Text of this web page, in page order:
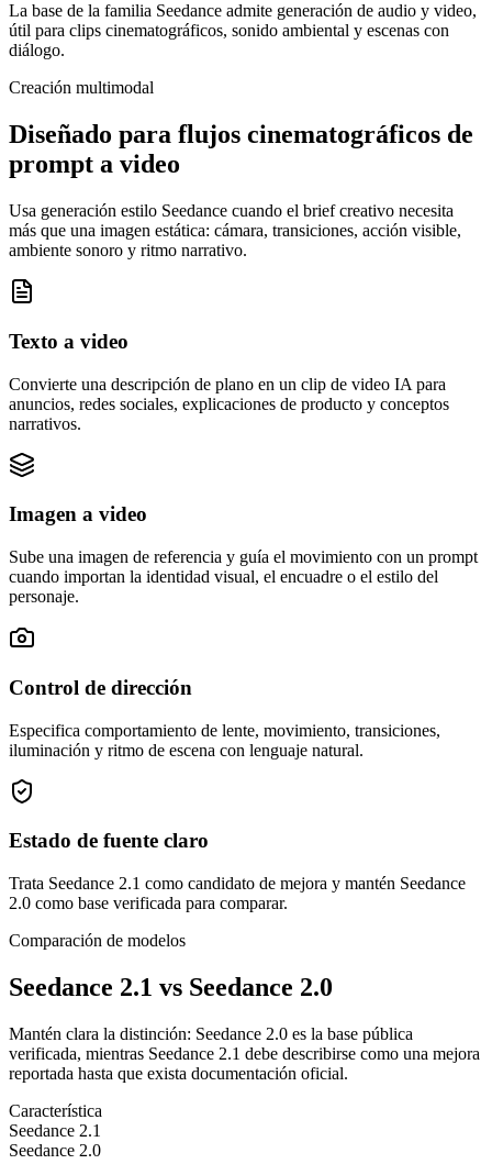
La base de la familia Seedance admite generación de audio y video,
útil para clips cinematográficos, sonido ambiental y escenas con
diálogo.
Creación multimodal
Diseñado para flujos cinematográficos de
prompt a video
Usa generación estilo Seedance cuando el brief creativo necesita
más que una imagen estática: cámara, transiciones, acción visible,
ambiente sonoro y ritmo narrativo.
Texto a video
Convierte una descripción de plano en un clip de video IA para
anuncios, redes sociales, explicaciones de producto y conceptos
narrativos.
Imagen a video
Sube una imagen de referencia y guía el movimiento con un prompt
cuando importan la identidad visual, el encuadre o el estilo del
personaje.
Control de dirección
Especifica comportamiento de lente, movimiento, transiciones,
iluminación y ritmo de escena con lenguaje natural.
Estado de fuente claro
Trata Seedance 2.1 como candidato de mejora y mantén Seedance
2.0 como base verificada para comparar.
Comparación de modelos
Seedance 2.1 vs Seedance 2.0
Mantén clara la distinción: Seedance 2.0 es la base pública
verificada, mientras Seedance 2.1 debe describirse como una mejora
reportada hasta que exista documentación oficial.
Característica
Seedance 2.1
Seedance 2.0